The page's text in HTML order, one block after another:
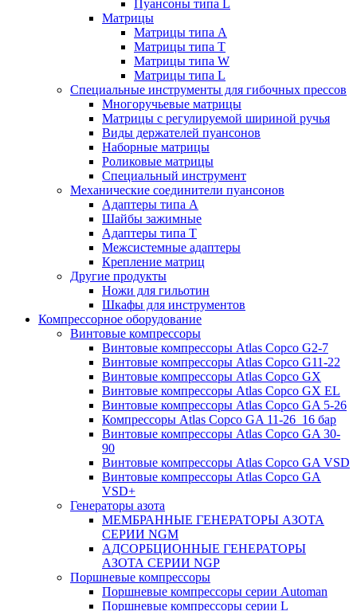
Пуансоны типа L
Матрицы
Матрицы типа A
Матрицы типа T
Матрицы типа W
Матрицы типа L
Специальные инструменты для гибочных прессов
Многоручьевые матрицы
Матрицы с регулируемой шириной ручья
Виды держателей пуансонов
Наборные матрицы
Роликовые матрицы
Специальный инструмент
Механические соединители пуансонов
Адаптеры типа A
Шайбы зажимные
Адаптеры типа T
Межсистемные адаптеры
Крепление матриц
Другие продукты
Ножи для гильотин
Шкафы для инструментов
Компрессорное оборудование
Винтовые компрессоры
Винтовые компрессоры Atlas Copco G2-7
Винтовые компрессоры Atlas Copco G11-22
Винтовые компрессоры Atlas Copco GX
Винтовые компрессоры Atlas Copco GX EL
Винтовые компрессоры Atlas Copco GA 5-26
Компрессоры Atlas Copco GA 11-26_16 бар
Винтовые компрессоры Atlas Copco GA 30-
90
Винтовые компрессоры Atlas Copco GA VSD
Винтовые компрессоры Atlas Copco GA
VSD+
Генераторы азота
МЕМБРАННЫЕ ГЕНЕРАТОРЫ АЗОТА
СЕРИИ NGM
АДСОРБЦИОННЫЕ ГЕНЕРАТОРЫ
АЗОТА СЕРИИ NGP
Поршневые компрессоры
Поршневые компрессоры серии Automan
Поршневые компрессоры серии L